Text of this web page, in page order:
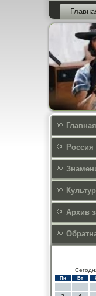
Главная
Архив
Пн Вт